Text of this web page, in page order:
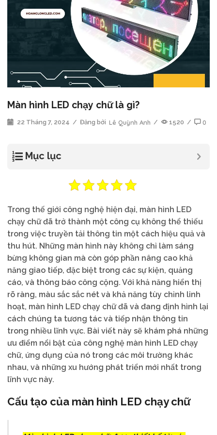
Màn hình LED chạy chữ là gì?
22 Tháng 7, 2024 / Đăng bởi Lê Quỳnh Anh / 1520 / 0
Mục lục
Trong thế giới công nghệ hiện đại, màn hình LED
chạy chữ đã trở thành một công cụ không thể thiếu
trong việc truyền tải thông tin một cách hiệu quả và
thu hút. Những màn hình này không chỉ làm sáng
bừng không gian mà còn góp phần nâng cao khả
năng giao tiếp, đặc biệt trong các sự kiện, quảng
cáo, và thông báo công cộng. Với khả năng hiển thị
rõ ràng, màu sắc sắc nét và khả năng tùy chỉnh linh
hoạt, màn hình LED chạy chữ đã và đang định hình lại
cách chúng ta tương tác và tiếp nhận thông tin
trong nhiều lĩnh vực. Bài viết này sẽ khám phá những
ưu điểm nổi bật của công nghệ màn hình LED chạy
chữ, ứng dụng của nó trong các môi trường khác
nhau, và những xu hướng phát triển mới nhất trong
lĩnh vực này.
Cấu tạo của màn hình LED chạy chữ